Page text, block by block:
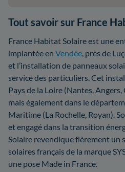
Tout savoir sur France
France Habitat Solaire est une
implantée en Vendée , près de
et l’installation de panneaux
service des particuliers. Cet
Pays de la Loire (Nantes,
mais également dans le
Maritime (La Rochelle, Royan).
et engagé dans la transition
Solaire revendique fièrement un
solaires français de la marque
une pose Made in France.